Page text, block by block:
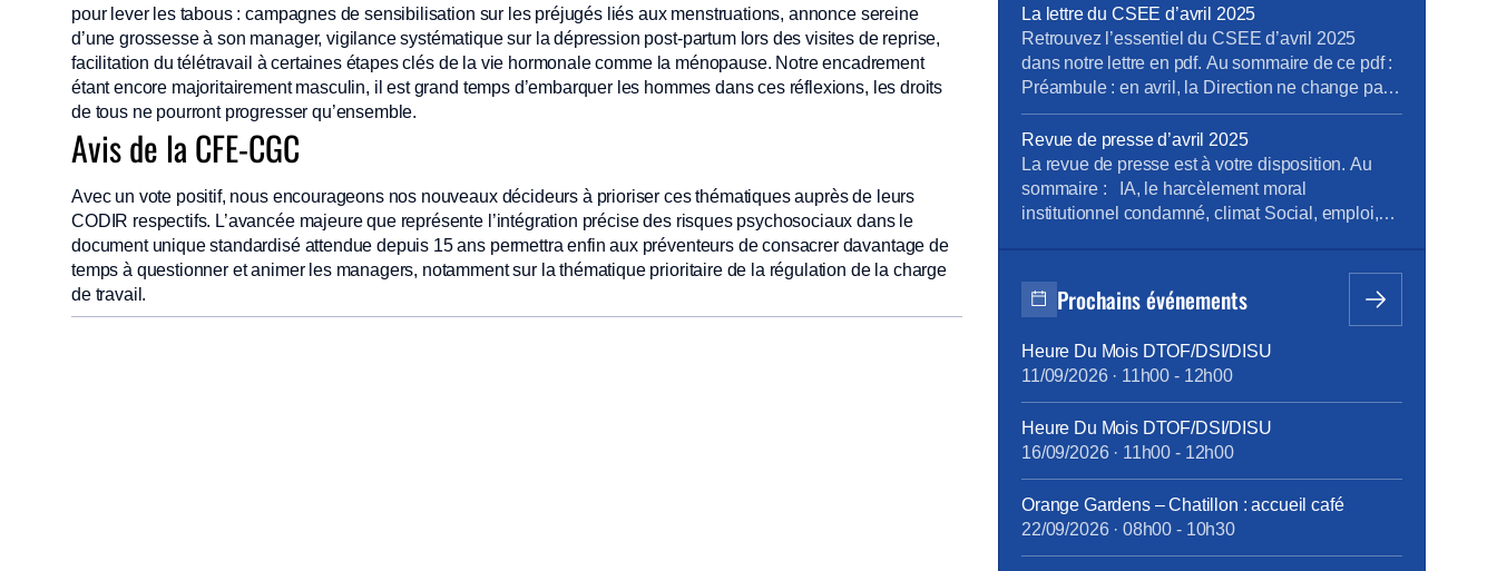
pour lever les tabous : campagnes de sensibilisation sur les préjugés liés aux menstruations, annonce sereine
d’une grossesse à son manager, vigilance systématique sur la dépression post-partum lors des visites de reprise,
facilitation du télétravail à certaines étapes clés de la vie hormonale comme la ménopause. Notre encadrement
étant encore majoritairement masculin, il est grand temps d’embarquer les hommes dans ces réflexions, les droits
de tous ne pourront progresser qu’ensemble.
Avis de la CFE-CGC
Avec un vote positif, nous encourageons nos nouveaux décideurs à prioriser ces thématiques auprès de leurs
CODIR respectifs. L’avancée majeure que représente l’intégration précise des risques psychosociaux dans le
document unique standardisé attendue depuis 15 ans permettra enfin aux préventeurs de consacrer davantage de
temps à questionner et animer les managers, notamment sur la thématique prioritaire de la régulation de la charge
de travail.
salariés se sentent oubliés. Sébastien Crozier,
président national de la CFE-CGC Orange est
dans l’Hérault ce vendredi pour rencontrer les
1.500 salariés qui travaillent à Montpellier. […]
La lettre du CSEE d’avril 2025
Retrouvez l’essentiel du CSEE d’avril 2025
dans notre lettre en pdf. Au sommaire de ce pdf :
Préambule : en avril, la Direction ne change pas
d’un fil. La tension en 2500 pages (enquête du
CNPS) Les médecins alertent …Encore !
(rapport des médecins du travail) A Caen, un
inventaire à la Prévert Atalante : où sont les […]
Revue de presse d’avril 2025
La revue de presse est à votre disposition. Au
sommaire : IA, le harcèlement moral
institutionnel condamné, climat Social, emploi,
abonner gratuitement : s’abonner Vous pouvez
lire les articles au fil de leur publication en
Prochains événements
Heure Du Mois DTOF/DSI/DISU
11/09/2026· 11h00 - 12h00
Heure Du Mois DTOF/DSI/DISU
16/09/2026· 11h00 - 12h00
Orange Gardens – Chatillon : accueil café
22/09/2026· 08h00 - 10h30